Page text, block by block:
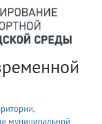
муниципальной